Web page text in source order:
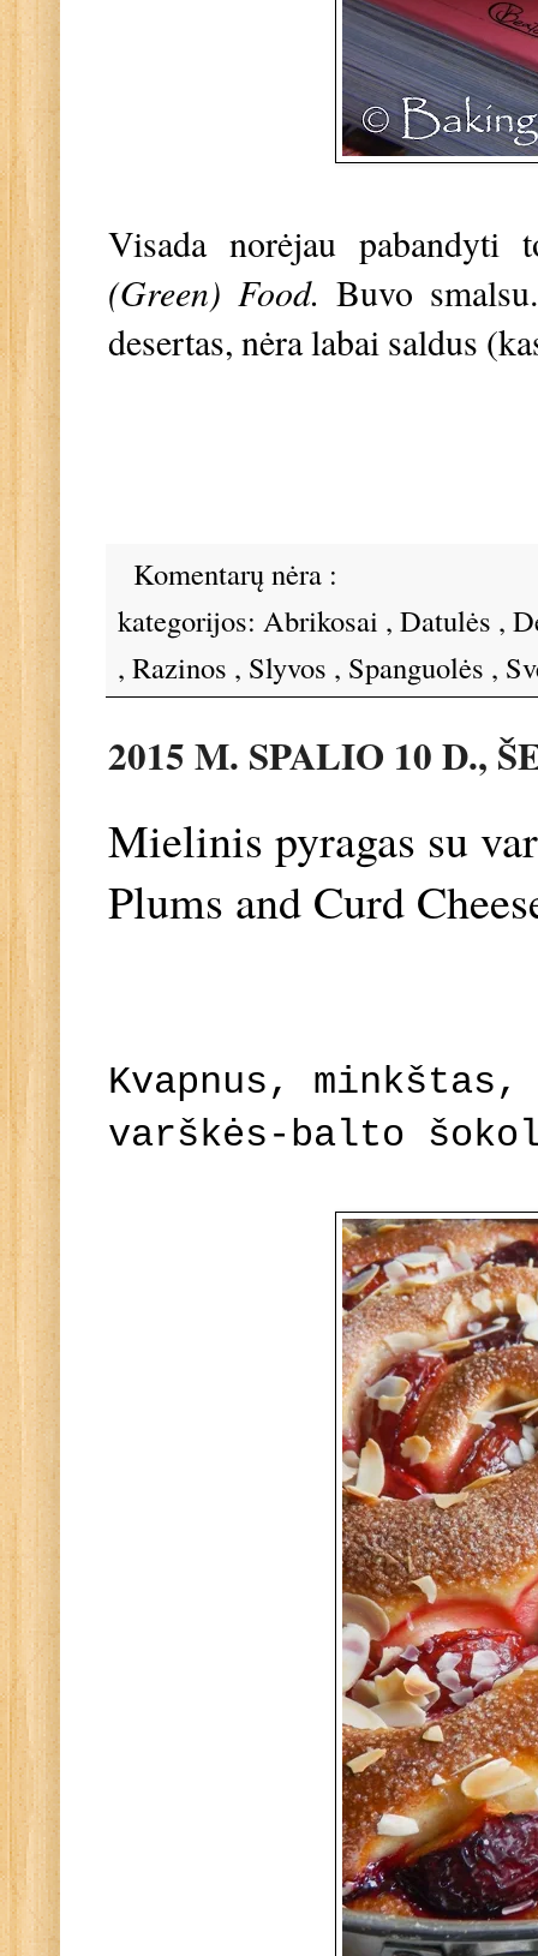
Visada norėjau
(Green) Food.Buvo
desertas, nėra labai saldus
Komentarų nėra :
kategorijos: Abrikosai , Datulės ,
, Razinos , Slyvos , Spanguolės ,
2015 M. SPALIO 10 D.,
Mielinis pyragas su
Plums and Curd
Kvapnus,
varškės-balto